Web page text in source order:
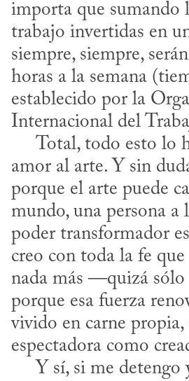
importa que sumando
trabajo invertidas en
siempre, siempre,
horas a la semana
establecido por la
Internacional del
amor al arte. Y sin
porque el arte puede
mundo, una persona a
poder transformador
creo con toda la fe
nada más —quizá
porque esa fuerza
vivido en carne
espectadora como